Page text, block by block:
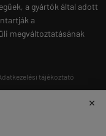
a gyártók által adott
a
megváltoztatásának
tájékoztató
×